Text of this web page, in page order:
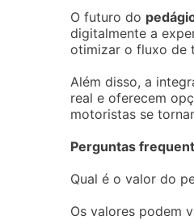
O futuro do
digitalmente a
otimizar o fluxo de
Além disso, a
real e oferecem
motoristas se
Perguntas
Qual é o valor do
Os valores podem